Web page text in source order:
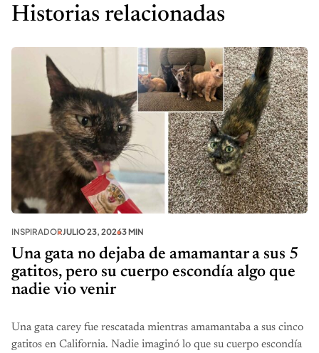
Historias relacionadas
INSPIRADORJULIO 23, 20263 MIN
Una gata no dejaba de amamantar a sus 5
gatitos, pero su cuerpo escondía algo que
nadie vio venir
Una gata carey fue rescatada mientras amamantaba a sus cinco
gatitos en California. Nadie imaginó lo que su cuerpo escondía